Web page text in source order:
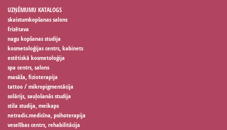
UZŅĒMUMU KATALOGS
skaistumkopšanas salons
frizētava
nagu kopšanas studija
kosmetoloģijas centrs, kabinets
estētiskā kosmetoloģija
spa centrs, salons
masāža, fizioterapija
tattoo / mikropigmentācija
solārijs, sauļošanās studija
stila studija, meikaps
netradic.medicīna, psihoterapija
veselības centrs, rehabilitācija